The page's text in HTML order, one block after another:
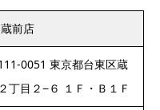
前店
0051 東京都台東区蔵
丁目２−６ １Ｆ・Ｂ１Ｆ